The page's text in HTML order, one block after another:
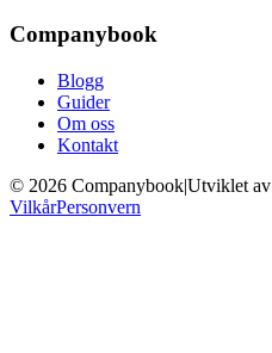
Companybook
Blogg
Guider
Om oss
Kontakt
© 2026 Companybook|Utviklet av
VilkårPersonvern